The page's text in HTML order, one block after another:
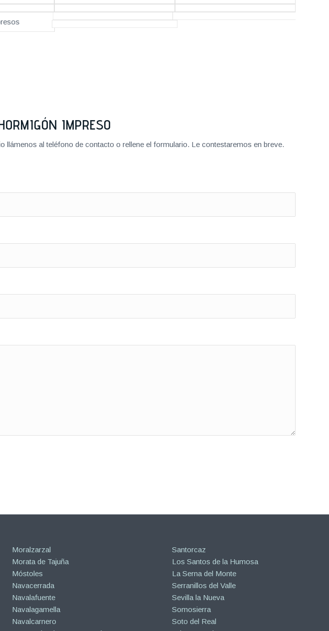
IMPRESO
al teléfono de contacto o rellene el formulario. Le contestaremos en breve.
Moralzarzal
Morata de Tajuña
Móstoles
Navacerrada
Navalafuente
Navalagamella
Navalcarnero
Santorcaz
Los Santos de la Humosa
La Serna del Monte
Serranillos del Valle
Sevilla la Nueva
Somosierra
Soto del Real